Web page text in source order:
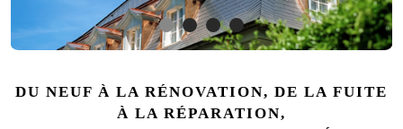
DU NEUF À LA RÉNOVATION, DE LA FUITE
À LA RÉPARATION,